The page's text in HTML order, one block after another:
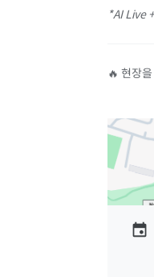
*AI Live
🔥 현장